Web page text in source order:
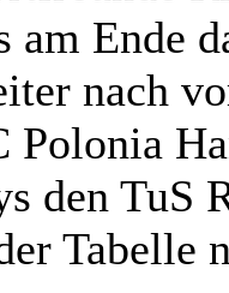
am Ende
nach
Polonia
den TuS
Tabelle